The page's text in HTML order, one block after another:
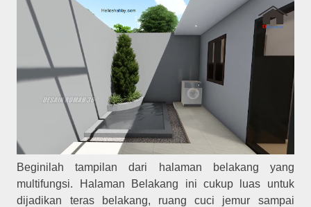
Beginilah tampilan dari halaman belakang yang
multifungsi. Halaman Belakang ini cukup luas untuk
dijadikan teras belakang, ruang cuci jemur sampai